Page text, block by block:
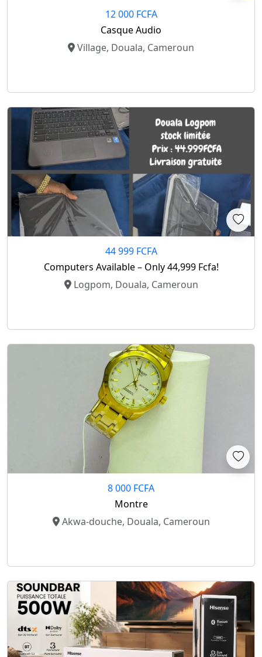
12 000 FCFA
Casque Audio
Village, Douala, Cameroun
44 999 FCFA
Computers Available – Only 44,999 Fcfa!
Logpom, Douala, Cameroun
8 000 FCFA
Montre
Akwa-douche, Douala, Cameroun